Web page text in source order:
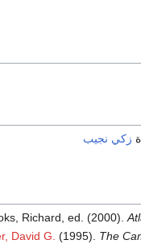
زكي نجيب
Richard, ed. (2000).
David G. (1995). The